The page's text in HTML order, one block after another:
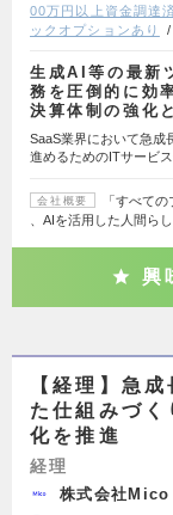
00万円以上資金調達済
ックオプションあり
生成AI等の最新
務を圧倒的に効
決算体制の強化
SaaS業界において急成
進めるためのITサービ
会社概要
「すべて
、AIを活用した人間ら
興
【経理】急
た仕組みづ
化を推進
経理
株式会社Mico